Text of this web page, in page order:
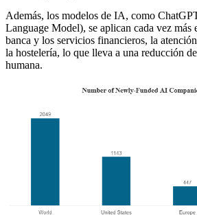
Además, los modelos de IA, como
Language Model), se aplican cada vez más
banca y los servicios financieros, la
la hostelería, lo que lleva a una reducción
humana.